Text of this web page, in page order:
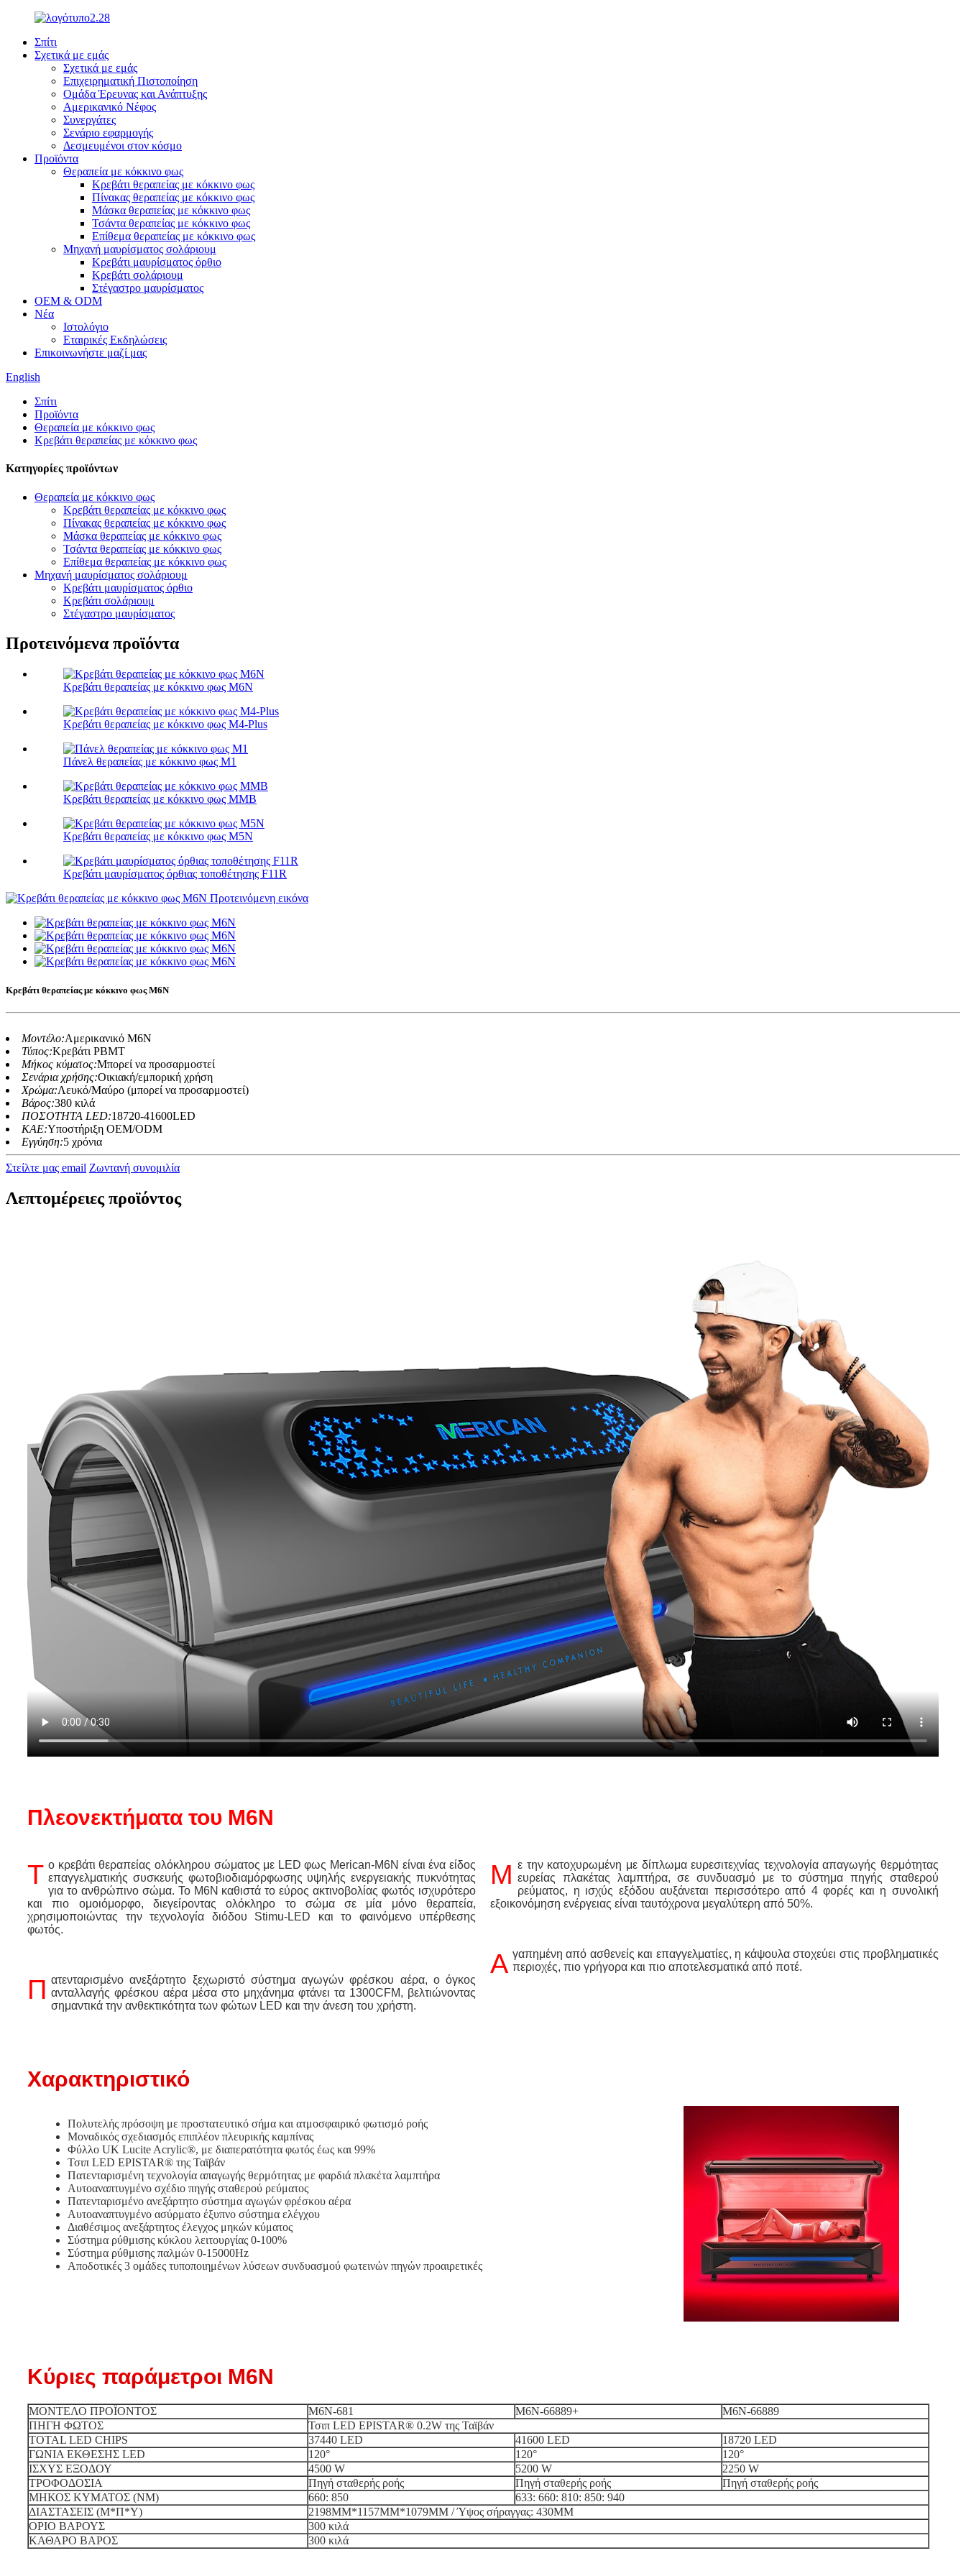
Σπίτι
Σχετικά με εμάς
Σχετικά με εμάς
Επιχειρηματική Πιστοποίηση
Ομάδα Έρευνας και Ανάπτυξης
Αμερικανικό Νέφος
Συνεργάτες
Σενάριο εφαρμογής
Δεσμευμένοι στον κόσμο
Προϊόντα
Θεραπεία με κόκκινο φως
Κρεβάτι θεραπείας με κόκκινο φως
Πίνακας θεραπείας με κόκκινο φως
Μάσκα θεραπείας με κόκκινο φως
Τσάντα θεραπείας με κόκκινο φως
Επίθεμα θεραπείας με κόκκινο φως
Μηχανή μαυρίσματος σολάριουμ
Κρεβάτι μαυρίσματος όρθιο
Κρεβάτι σολάριουμ
Στέγαστρο μαυρίσματος
OEM & ODM
Νέα
Ιστολόγιο
Εταιρικές Εκδηλώσεις
Επικοινωνήστε μαζί μας
English
Σπίτι
Προϊόντα
Θεραπεία με κόκκινο φως
Κρεβάτι θεραπείας με κόκκινο φως
Κατηγορίες προϊόντων
Θεραπεία με κόκκινο φως
Κρεβάτι θεραπείας με κόκκινο φως
Πίνακας θεραπείας με κόκκινο φως
Μάσκα θεραπείας με κόκκινο φως
Τσάντα θεραπείας με κόκκινο φως
Επίθεμα θεραπείας με κόκκινο φως
Μηχανή μαυρίσματος σολάριουμ
Κρεβάτι μαυρίσματος όρθιο
Κρεβάτι σολάριουμ
Στέγαστρο μαυρίσματος
Προτεινόμενα προϊόντα
Κρεβάτι θεραπείας με κόκκινο φως M6N
Κρεβάτι θεραπείας με κόκκινο φως M4-Plus
Πάνελ θεραπείας με κόκκινο φως M1
Κρεβάτι θεραπείας με κόκκινο φως MMB
Κρεβάτι θεραπείας με κόκκινο φως M5N
Κρεβάτι μαυρίσματος όρθιας τοποθέτησης F11R
Κρεβάτι θεραπείας με κόκκινο φως M6N
Μοντέλο:Αμερικανικό M6N
Τύπος:Κρεβάτι PBMT
Μήκος κύματος:Μπορεί να προσαρμοστεί
Σενάρια χρήσης:Οικιακή/εμπορική χρήση
Χρώμα:Λευκό/Μαύρο (μπορεί να προσαρμοστεί)
Βάρος:380 κιλά
ΠΟΣΟΤΗΤΑ LED:18720-41600LED
ΚΑΕ:Υποστήριξη OEM/ODM
Εγγύηση:5 χρόνια
Στείλτε μας email Ζωντανή συνομιλία
Λεπτομέρειες προϊόντος
Πλεονεκτήματα του M6N
Το κρεβάτι θεραπείας ολόκληρου σώματος με LED φως Merican-M6N είναι ένα είδος επαγγελματικής συσκευής φωτοβιοδιαμόρφωσης υψηλής ενεργειακής πυκνότητας
για το ανθρώπινο σώμα. Το M6N καθιστά το εύρος ακτινοβολίας φωτός ισχυρότερο
και πιο ομοιόμορφο, διεγείροντας ολόκληρο το σώμα σε μία μόνο θεραπεία,
χρησιμοποιώντας την τεχνολογία διόδου Stimu-LED και το φαινόμενο υπέρθεσης
φωτός.
Πατενταρισμένο ανεξάρτητο ξεχωριστό σύστημα αγωγών φρέσκου αέρα, ο όγκος ανταλλαγής φρέσκου αέρα μέσα στο μηχάνημα φτάνει τα 1300CFM, βελτιώνοντας
σημαντικά την ανθεκτικότητα των φώτων LED και την άνεση του χρήστη.
Με την κατοχυρωμένη με δίπλωμα ευρεσιτεχνίας τεχνολογία απαγωγής θερμότητας ευρείας πλακέτας λαμπτήρα, σε συνδυασμό με το σύστημα πηγής σταθερού
ρεύματος, η ισχύς εξόδου αυξάνεται περισσότερο από 4 φορές και η συνολική
εξοικονόμηση ενέργειας είναι ταυτόχρονα μεγαλύτερη από 50%.
Αγαπημένη από ασθενείς και επαγγελματίες, η κάψουλα στοχεύει στις προβληματικές περιοχές, πιο γρήγορα και πιο αποτελεσματικά από ποτέ.
Χαρακτηριστικό
Πολυτελής πρόσοψη με προστατευτικό σήμα και ατμοσφαιρικό φωτισμό ροής
Μοναδικός σχεδιασμός επιπλέον πλευρικής καμπίνας
Φύλλο UK Lucite Acrylic®, με διαπερατότητα φωτός έως και 99%
Τσιπ LED EPISTAR® της Ταϊβάν
Πατενταρισμένη τεχνολογία απαγωγής θερμότητας με φαρδιά πλακέτα λαμπτήρα
Αυτοαναπτυγμένο σχέδιο πηγής σταθερού ρεύματος
Πατενταρισμένο ανεξάρτητο σύστημα αγωγών φρέσκου αέρα
Αυτοαναπτυγμένο ασύρματο έξυπνο σύστημα ελέγχου
Διαθέσιμος ανεξάρτητος έλεγχος μηκών κύματος
Σύστημα ρύθμισης κύκλου λειτουργίας 0-100%
Σύστημα ρύθμισης παλμών 0-15000Hz
Αποδοτικές 3 ομάδες τυποποιημένων λύσεων συνδυασμού φωτεινών πηγών προαιρετικές
Κύριες παράμετροι M6N
ΜΟΝΤΕΛΟ ΠΡΟΪΟΝΤΟΣ M6N-681 M6N-66889+
M6N-66889
ΠΗΓΗ ΦΩΤΟΣ
Τσιπ LED EPISTAR® 0.2W της Ταϊβάν
TOTAL LED CHIPS
37440 LED 41600 LED
18720 LED
ΓΩΝΙΑ ΕΚΘΕΣΗΣ LED
120° 120°
120°
ΙΣΧΥΣ ΕΞΟΔΟΥ
4500 W 5200 W
2250 W
ΤΡΟΦΟΔΟΣΙΑ
Πηγή σταθερής ροής Πηγή σταθερής ροής
Πηγή σταθερής ροής
ΜΗΚΟΣ ΚΥΜΑΤΟΣ (NM)
660: 850
633: 660: 810: 850: 940
ΔΙΑΣΤΑΣΕΙΣ (Μ*Π*Υ)
2198MM*1157MM*1079MM / Ύψος σήραγγας: 430MM
ΟΡΙΟ ΒΑΡΟΥΣ
300 κιλά
ΚΑΘΑΡΟ ΒΑΡΟΣ
300 κιλά